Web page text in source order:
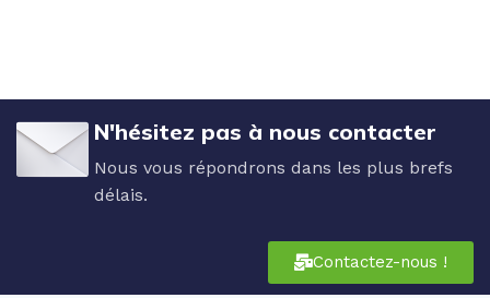
N'hésitez pas à nous contacter
Nous vous répondrons dans les plus brefs
délais.
Contactez-nous !